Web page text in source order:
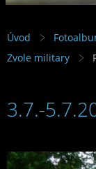
Úvod
Zvole military
3.7.-